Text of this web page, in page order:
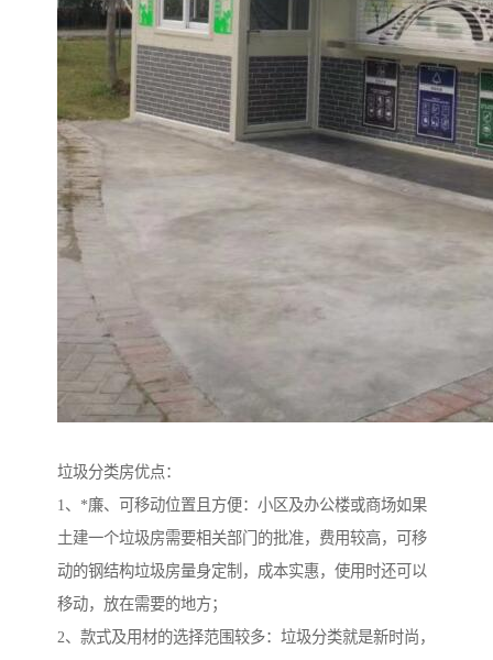
垃圾分类房优点：
1、*廉、可移动位置且方便：小区及办公楼或商场如果
土建一个垃圾房需要相关部门的批准，费用较高，可移
动的钢结构垃圾房量身定制，成本实惠，使用时还可以
移动，放在需要的地方；
2、款式及用材的选择范围较多：垃圾分类就是新时尚，